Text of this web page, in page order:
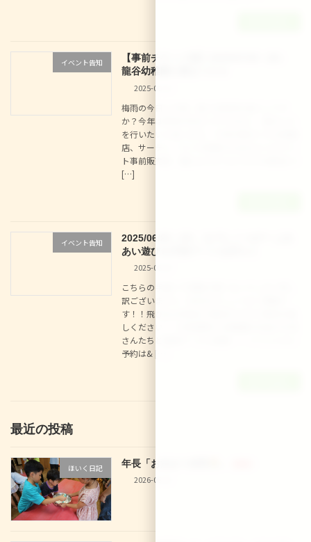
イベント告知
【事前チケット制】2025/07/30（水）
龍谷幼稚園☆夏まつり☆
2025-06-15
梅雨の今日この頃、皆さま如何お過ごしです
か？今年は例年の秋まつりではなく、夏まつり
を行いたいと思います。 今年の夏まつりは模擬
店、サーティーワンや和菓子もあるよ☆(チケッ
ト事前販売制 購入はコチラより07/04締切) ※
[…]
イベント告知
2025/06/26（木） なでしこべびー ふれ
あい遊び＆手形アートを作ろう
2025-06-03
こちらの手違いで掲載が遅くなってしまい申し
訳ございません！本日なでしこべびー開催で
す！！飛び込み参加も大歓迎ですので是非お越
しください！ ☆参加無料☆幼稚園の先生やお母
さんたちと寝相アートに挑戦！！ イベントのご
予約は& […]
最近の投稿
ほいく日記 年長「お泊まり保育
2026-08-02